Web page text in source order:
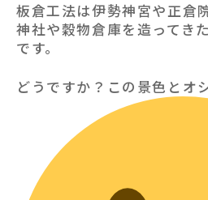
板倉工法は伊勢神宮や正倉
神社や穀物倉庫を造ってき
です。
どうですか？この景色とオ